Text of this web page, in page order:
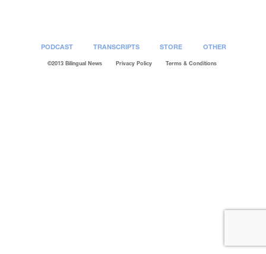
PODCAST TRANSCRIPTS STORE OTHER
©2013 Bilingual News Privacy Policy Terms & Conditions